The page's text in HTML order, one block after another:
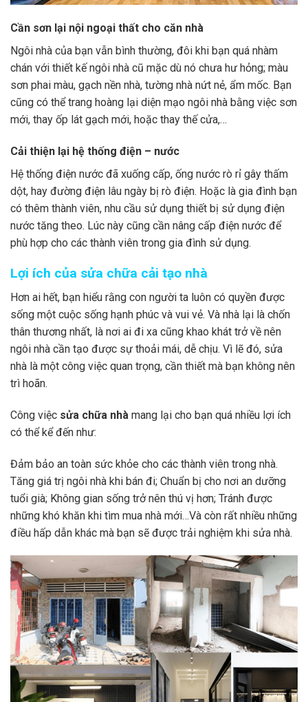
Cần sơn lại nội ngoại thất cho căn nhà
Ngôi nhà của bạn vẫn bình thường, đôi khi bạn quá nhàm
chán với thiết kế ngôi nhà cũ mặc dù nó chưa hư hỏng; màu
sơn phai màu, gạch nền nhà, tường nhà nứt nẻ, ẩm mốc. Bạn
cũng có thể trang hoàng lại diện mạo ngôi nhà bằng việc sơn
mới, thay ốp lát gạch mới, hoặc thay thế cửa,…
Cải thiện lại hệ thống điện – nước
Hệ thống điện nước đã xuống cấp, ống nước rò rỉ gây thấm
dột, hay đường điện lâu ngày bị rò điện. Hoặc là gia đình bạn
có thêm thành viên, nhu cầu sử dụng thiết bị sử dụng điện
nước tăng theo. Lúc này cũng cần nâng cấp điện nước để
phù hợp cho các thành viên trong gia đình sử dụng.
Lợi ích của sửa chữa cải tạo nhà
Hơn ai hết, bạn hiểu rằng con người ta luôn có quyền được
sống một cuộc sống hạnh phúc và vui vẻ. Và nhà lại là chốn
thân thương nhất, là nơi ai đi xa cũng khao khát trở về nên
ngôi nhà cần tạo được sự thoải mái, dễ chịu. Vì lẽ đó, sửa
nhà là một công việc quan trọng, cần thiết mà bạn không nên
trì hoãn.
Công việc sửa chữa nhà mang lại cho bạn quá nhiều lợi ích
có thể kể đến như:
Đảm bảo an toàn sức khỏe cho các thành viên trong nhà.
Tăng giá trị ngôi nhà khi bán đi; Chuẩn bị cho nơi an dưỡng
tuổi già; Không gian sống trở nên thú vị hơn; Tránh được
những khó khăn khi tìm mua nhà mới…Và còn rất nhiều những
điều hấp dẫn khác mà bạn sẽ được trải nghiệm khi sửa nhà.